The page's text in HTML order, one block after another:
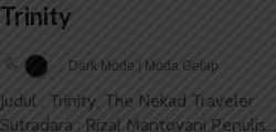
Trinity
Dark Mode | Moda Gelap
Judul : Trinity, The Nekad Traveler
Sutradara : Rizal Mantovani Penulis...